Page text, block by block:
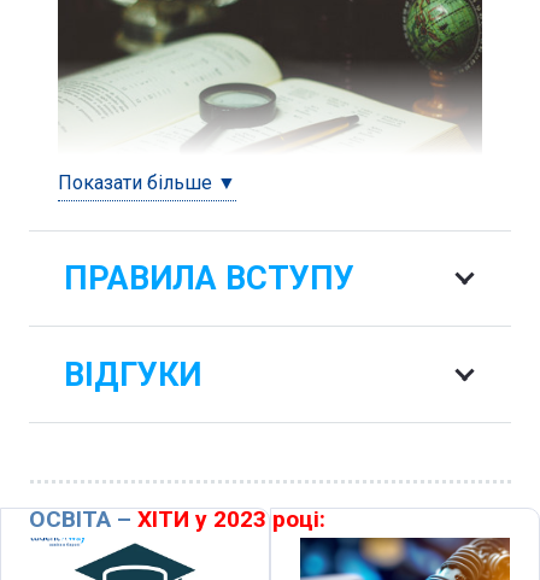
Показати більше ▼
ПРАВИЛА ВСТУПУ
ВІДГУКИ
ОСВІТА – ХІТИ у 2023 році: